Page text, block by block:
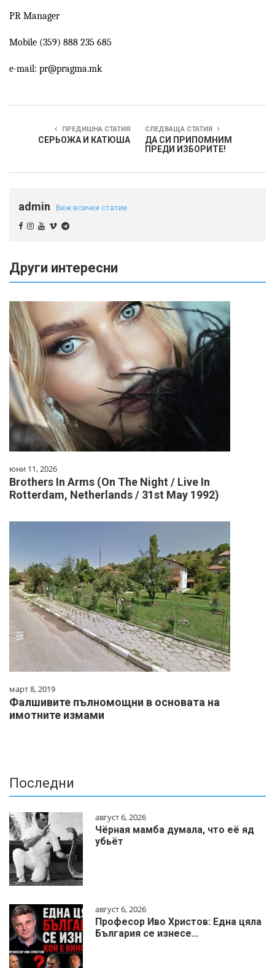
PR Manager
Mobile (359) 888 235 685
e-mail: pr@pragma.mk
ПРЕДИШНА СТАТИЯ
СЕРЬОЖА И КАТЮША
СЛЕДВАЩА СТАТИЯ
ДА СИ ПРИПОМНИМ
ПРЕДИ ИЗБОРИТЕ!
admin Виж всички статии
Други интересни
юни 11, 2026
Brothers In Arms (On The Night / Live In
Rotterdam, Netherlands / 31st May 1992)
март 8, 2019
Фалшивите пълномощни в основата на
имотните измами
Последни
август 6, 2026
Чёрная мамба думала, что её яд
убьёт
август 6, 2026
Професор Иво Христов: Една цяла
България се изнесе…